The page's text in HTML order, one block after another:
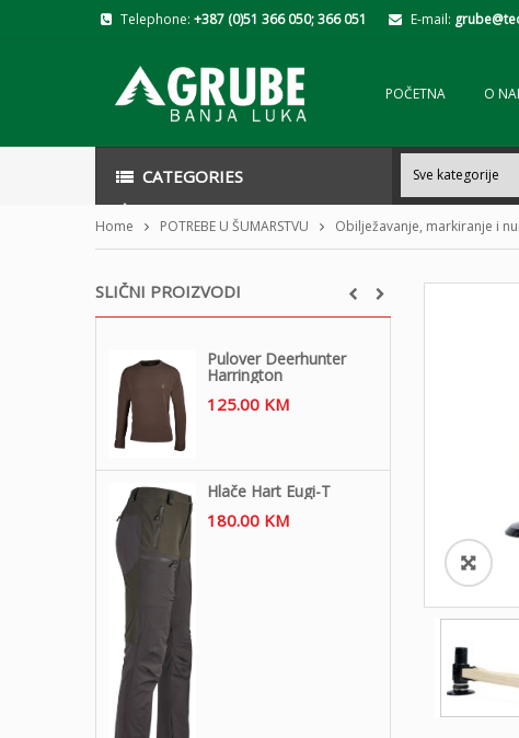
Telephone: +387 (0)51 366 050; 366 051 E-mail:
POČETNA O
CATEGORIES
Home POTREBE U ŠUMARSTVU Obilježavanje, markiranje i
SLIČNI PROIZVODI
Pulover Deerhunter
Harrington
125.00 KM
Hlače Hart Eugi-T
180.00 KM